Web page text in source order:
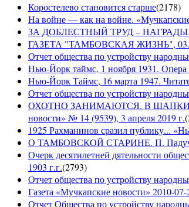
Коростелево становится старше(2178)
На войне — как на войне.
ЗА ДОБЛЕСТНЫЙ ТРУД – НАГРАДЫ НА
ГАЗЕТА "ТАМБОВСКАЯ ЖИЗНЬ",
Отчет общества по устройству
Нью-Йорк таймс, 1 ноября 1931. Опера
Нью-Йорк Таймс, 16 марта 1947.
Отчет общества по устройству
ОХОТНО ЗАНИМАЮТСЯ. В
новости» № 14 (9539), 3 апреля 2019 г.(
1925 Рахманинов сразил публику...
О ТАМБОВСКОЙ СТАРИНЕ. П.
Очерк десятилетней дятельности
1903 г.г.(2793)
Отчет общества по устройству
Газета «Мучкапские новости»
Отчет Общества по устройству